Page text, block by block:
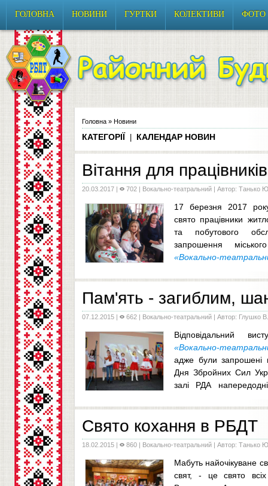
ГОЛОВНА НОВИНИ ГУРТКИ КОЛЕКТИВИ ФОТО
Головна » Новини
КАТЕГОРІЇ КАЛЕНДАР НОВИН
Вітання для
20.03.2017 | 702 | Вокально-театральний | Автор: Танько
17 березня 2017
свято працівники
та побутового
запрошення
«Вокально-
професії. Як було зазна...
Пам'ять - загиблим,
07.12.2015 | 662 | Вокально-театральний | Автор: Глушко
Відповідальний
«Вокально-
адже були запрошені
Дня Збройних Сил
залі РДА
жовтня № 35...
Свято кохання в РБДТ
18.02.2015 | 860 | Вокально-театральний | Автор: Танько
Мабуть найочікуване
свят, - це свято